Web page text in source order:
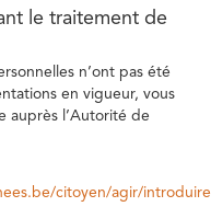
le traitement de
n’ont pas été
en vigueur, vous
auprès l’Autorité de
citoyen/agir/